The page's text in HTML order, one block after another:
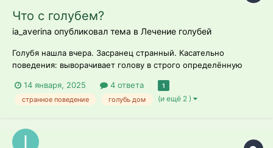
Что с голубем?
ia_averina опубликовал тема в Лечение голубей
Голубя нашла вчера. Засранец странный. Касательно
поведения: выворачивает голову в строго определённую
рвотных масс нет, дышит как и полагается голубю носом.
Аппетит впорядке, кормлю сейчас мочёным рисом и
14 января, 2025 4 ответа 1
странное поведение голубь дом (и ещё 2 )